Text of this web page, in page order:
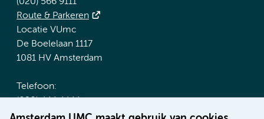
Route & Parkeren
Locatie VUmc
De Boelelaan 1117
1081 HV Amsterdam
Telefoon:
(020) 444 4444
Route & Parkeren